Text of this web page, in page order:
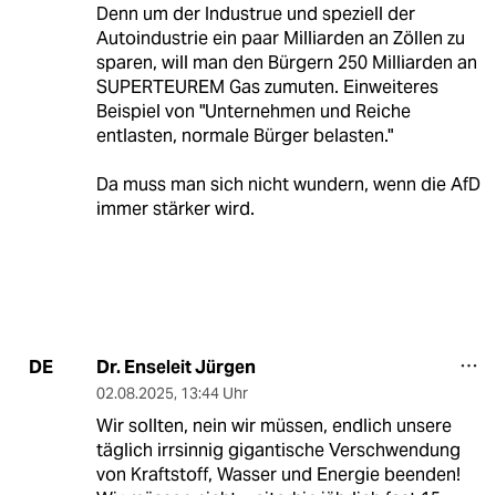
Denn um der Industrue und speziell der
Autoindustrie ein paar Milliarden an Zöllen zu
sparen, will man den Bürgern 250 Milliarden an
SUPERTEUREM Gas zumuten. Einweiteres
Beispiel von "Unternehmen und Reiche
entlasten, normale Bürger belasten."
Da muss man sich nicht wundern, wenn die AfD
immer stärker wird.
DE Dr. Enseleit Jürgen
02.08.2025, 13:44 Uhr
Wir sollten, nein wir müssen, endlich unsere
täglich irrsinnig gigantische Verschwendung
von Kraftstoff, Wasser und Energie beenden!